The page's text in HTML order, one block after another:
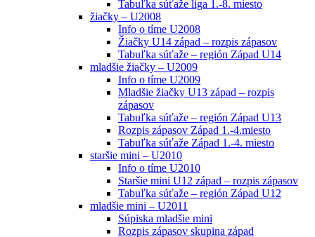
Tabuľka súťaže liga 1.-8. miesto
žiačky – U2008
Info o tíme U2008
Žiačky U14 západ – rozpis zápasov
Tabuľka súťaže – región Západ U14
mladšie žiačky – U2009
Info o tíme U2009
Mladšie žiačky U13 západ – rozpis
zápasov
Tabuľka súťaže – región Západ U13
Rozpis zápasov Západ 1.-4.miesto
Tabuľka súťaže Západ 1.-4. miesto
staršie mini – U2010
Info o tíme U2010
Staršie mini U12 západ – rozpis zápasov
Tabuľka súťaže – región Západ U12
mladšie mini – U2011
Súpiska mladšie mini
Rozpis zápasov skupina západ